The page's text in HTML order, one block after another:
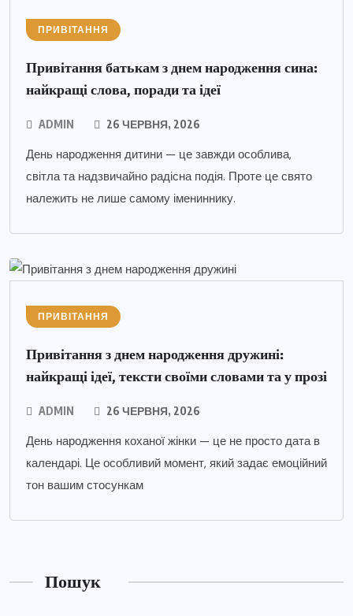
ПРИВІТАННЯ
Привітання батькам з днем народження сина:
найкращі слова, поради та ідеї
ADMIN 26 ЧЕРВНЯ, 2026
День народження дитини — це завжди особлива,
світла та надзвичайно радісна подія. Проте це свято
належить не лише самому імениннику.
ПРИВІТАННЯ
Привітання з днем народження дружині:
найкращі ідеї, тексти своїми словами та у прозі
ADMIN 26 ЧЕРВНЯ, 2026
День народження коханої жінки — це не просто дата в
календарі. Це особливий момент, який задає емоційний
тон вашим стосункам
Пошук